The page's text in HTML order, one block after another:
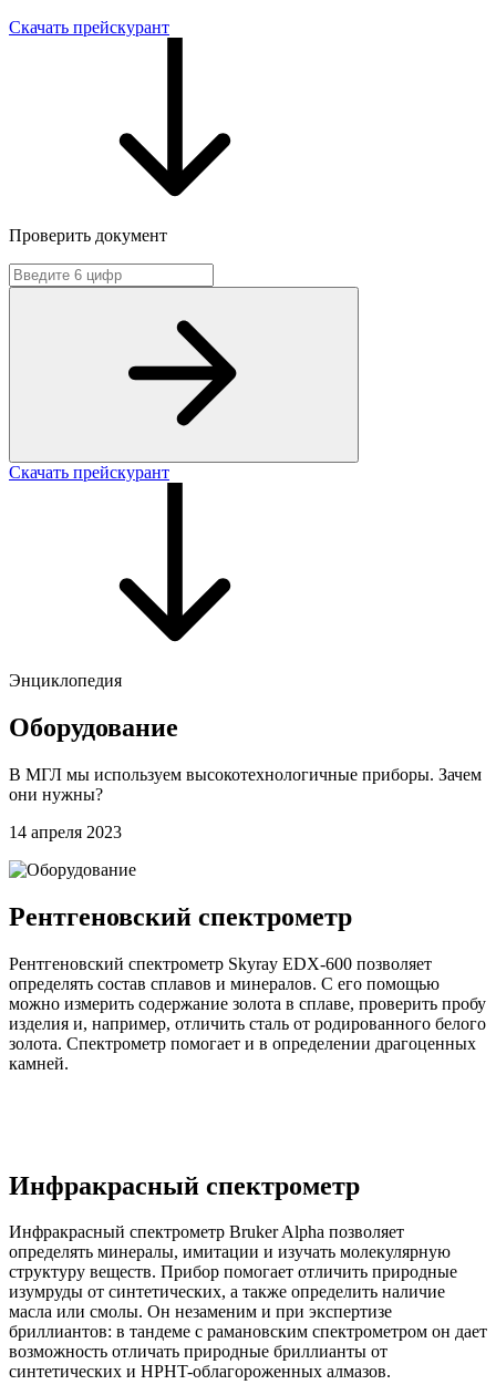
Скачать прейскурант
Проверить документ
Скачать прейскурант
Энциклопедия
Оборудование
В МГЛ мы используем высокотехнологичные приборы. Зачем
они нужны?
14 апреля 2023
Рентгеновский cпектрометр
Рентгеновский cпектрометр Skyray EDX-600 позволяет
определять состав сплавов и минералов. С его помощью
можно измерить содержание золота в сплаве, проверить пробу
изделия и, например, отличить сталь от родированного белого
золота. Спектрометр помогает и в определении драгоценных
камней.
Инфракрасный спектрометр
Инфракрасный спектрометр Bruker Alpha позволяет
определять минералы, имитации и изучать молекулярную
структуру веществ. Прибор помогает отличить природные
изумруды от синтетических, а также определить наличие
масла или смолы. Он незаменим и при экспертизе
бриллиантов: в тандеме с рамановским спектрометром он дает
возможность отличать природные бриллианты от
синтетических и HPHT-облагороженных алмазов.